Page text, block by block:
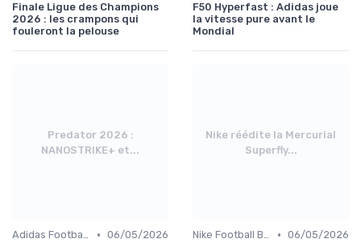
Finale Ligue des Champions
2026 : les crampons qui
fouleront la pelouse
F50 Hyperfast : Adidas joue
la vitesse pure avant le
Mondial
Predator 2026 :
NANOSTRIKE+ et...
Adidas Football Boots • 06/05/2026
Nike réédite la Mercurial
Superfly...
Nike Football Boots • 06/05/2026